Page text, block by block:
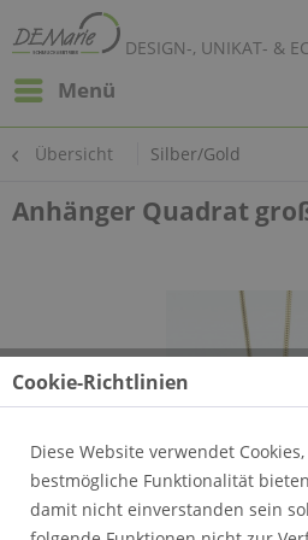
DESIGN-, UNIKAT- &
Menü
Übersicht Silber/Gold
Anhänger Quadrat
Cookie-Richtlinien
Diese Website verwendet
bestmögliche Funktionalität
damit nicht einverstanden sein